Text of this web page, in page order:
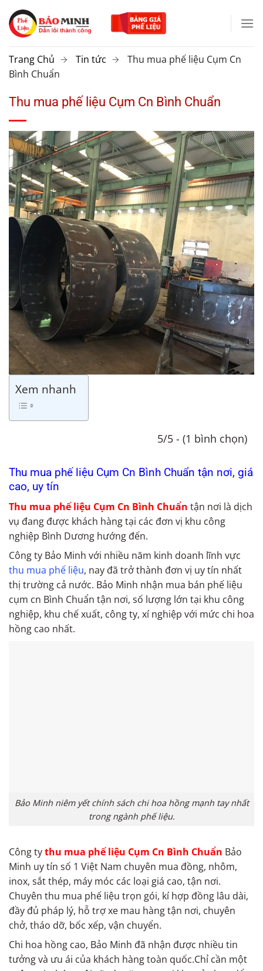
Chuyển
đến
nội
Trang Chủ Tin tức
Thu mua phế liệu Cụm Cn
Bình Chuẩn
Thu mua phế liệu Cụm Cn Bình Chuẩn
Xem nhanh
5/5 - (1 bình chọn)
Thu mua phế liệu Cụm Cn Bình Chuẩn tận nơi, giá
cao, uy tín
Thu mua phế liệu Cụm Cn Bình Chuẩn tận nơi là dịch
vụ đang được khách hàng tại các đơn vị khu công
nghiệp Bình Dương hướng đến.
Công ty Bảo Minh với nhiều năm kinh doanh lĩnh vực
thu mua phế liệu, nay đã trở thành đơn vị uy tín nhất
thị trường cả nước. Bảo Minh nhận mua bán phế liệu
cụm cn Bình Chuẩn tận nơi, số lượng lớn tại khu công
nghiệp, khu chế xuất, công ty, xí nghiệp với mức chi hoa
hồng cao nhất.
Bảo Minh niêm yết chính sách chi hoa hồng mạnh tay nhất
trong ngành phế liệu.
Công tythu mua phế liệu Cụm Cn Bình Chuẩn Bảo
Minh uy tín số 1 Việt Nam chuyên mua đồng, nhôm,
inox, sắt thép, máy móc các loại giá cao, tận nơi.
Chuyên thu mua phế liệu trọn gói, kí hợp đồng lâu dài,
đầy đủ pháp lý, hỗ trợ xe mau hàng tận nơi, chuyên
chở, tháo dỡ, bốc xếp, vận chuyển.
Chi hoa hồng cao, Bảo Minh đã nhận được nhiều tin
tưởng và ưu ái của khách hàng toàn quốc.Chỉ cần một